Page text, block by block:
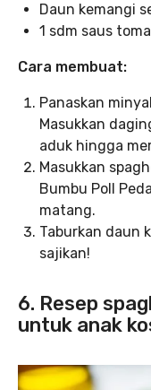
Daun kemangi
1 sdm saus
Cara membuat:
Panaskan
Masukkan
aduk hingga
Masukkan
Bumbu Poll
matang.
Taburkan daun
sajikan!
6. Resep
untuk anak